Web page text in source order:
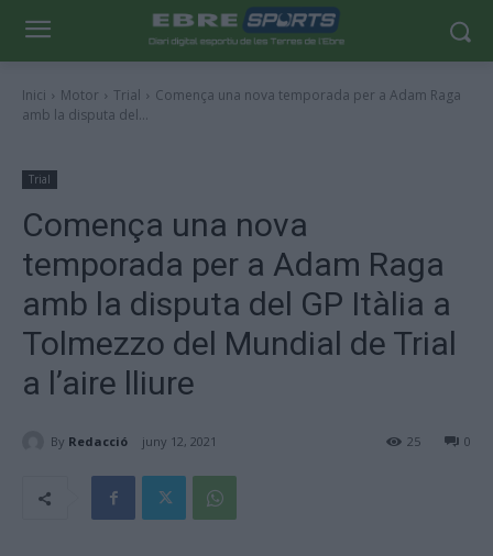
Inici Motor Trial
Comença una nova temporada per a Adam Raga
amb la disputa del...
Trial
Comença una nova
temporada per a Adam Raga
amb la disputa del GP Itàlia a
Tolmezzo del Mundial de Trial
a l’aire lliure
By Redacció juny 12, 2021 0
25